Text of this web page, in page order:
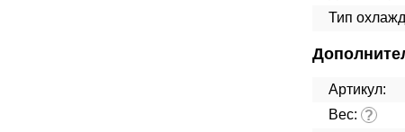
Тип
Артикул:
Вес: ?